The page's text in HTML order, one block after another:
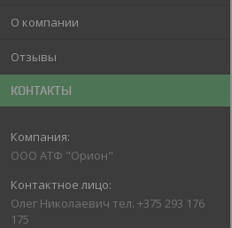
О компании
Отзывы
КОНТАКТЫ
ООО АТФ "Орион"
Олег Николаевич тел. +375 293 176
175